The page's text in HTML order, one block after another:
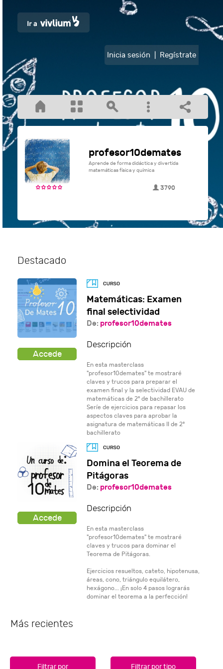
Inicia sesión Regístrate
profesor10demates
Aprende de forma didáctica y divertida
matemáticas física y química
3790
Destacado
Matemáticas: Examen
final selectividad
De: profesor10demates
Descripción
En esta masterclass
"profesor10demates" te mostraré
claves y trucos para preparar el
examen final y la selectividad EVAU de
matemáticas de 2º de bachillerato
Seríe de ejercicios para repasar los
aspectos claves para aprobar la
asignatura de matemáticas II de 2º
bachillerato
Domina el Teorema de
Pitágoras
De: profesor10demates
Descripción
En esta masterclass
"profesor10demates" te mostraré
claves y trucos para dominar el
Teorema de Pitágoras.
Ejercicios resueltos, cateto, hipotenusa,
áreas, cono, triángulo equilátero,
hexágono... ¡En solo 4 pasos lograrás
dominar el teorema a la perfección!
Más recientes
Filtrar por
Filtrar por tipo